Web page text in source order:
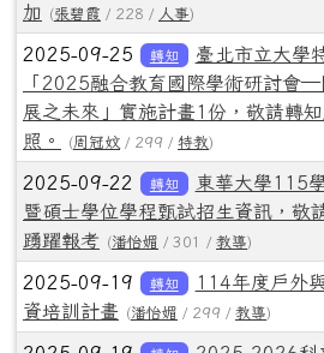
加
(張碧霞 / 228 / 人事)
2025-09-25 轉知
臺北市立大學
「2025融合教育國際學術研討會
展之未來」實施計畫1份，敬請轉
照。
(周冠妏 / 299 / 特教)
2025-09-22 轉知
東華大學115
暨碩士學位學程甄試招生資訊，敬
踴躍報考 (潘怡媚 / 301 / 教導)
2025-09-19 轉知
114年度戶外
資培訓計畫 (潘怡媚 / 299 / 教導)